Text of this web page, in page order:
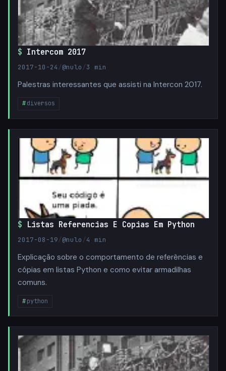
Intercom 2017
2017-10-24 /@nulo /3 min
Palestras interessantes que assisti na Intercon 2017.
diversos
Listas Referencias E Copias Em Python
2017-08-19/@nulo /4 min
Explicação sobre o comportamento de referências e
cópias em listas Python e como evitar armadilhas
comuns.
python